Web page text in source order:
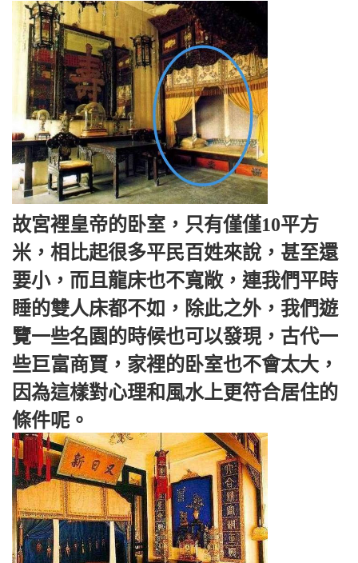
故宮裡皇帝的卧室，只有僅僅10平方
米，相比起很多平民百姓來說，甚至還
要小，而且龍床也不寬敞，連我們平時
睡的雙人床都不如，除此之外，我們遊
覽一些名園的時候也可以發現，古代一
些巨富商賈，家裡的卧室也不會太大，
因為這樣對心理和風水上更符合居住的
條件呢。